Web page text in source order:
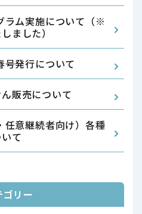
ム実施について（※
ました）
号発行について
販売について
意継続者向け）各種
て
ゴリー